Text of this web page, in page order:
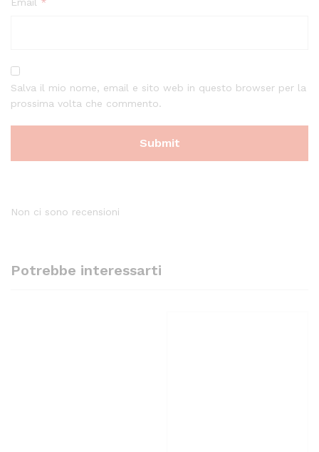
Salva il mio nome, email e sito web in questo browser per la
prossima volta che commento.
Non ci sono recensioni
Potrebbe interessarti